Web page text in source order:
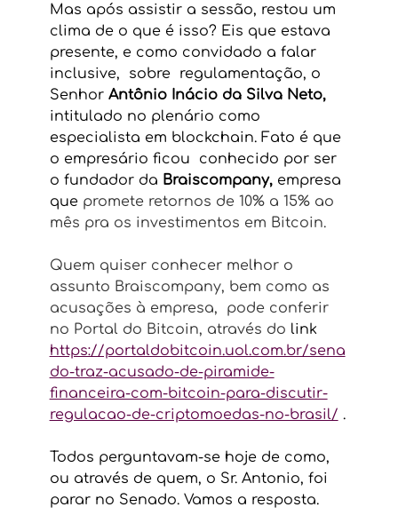
Mas após assistir a sessão, restou um
clima de o que é isso? Eis que estava
presente, e como convidado a falar
inclusive,  sobre  regulamentação, o
Senhor Antônio Inácio da Silva Neto,
intitulado no plenário como
especialista em blockchain. Fato é que
o empresário ficou  conhecido por ser
o fundador da Braiscompany, empresa
que promete retornos de 10% a 15% ao
mês pra os investimentos em Bitcoin.
Quem quiser conhecer melhor o
assunto Braiscompany, bem como as
acusações à empresa,  pode conferir
no Portal do Bitcoin, através do link
https://portaldobitcoin.uol.com.br/sena
do-traz-acusado-de-piramide-
financeira-com-bitcoin-para-discutir-
regulacao-de-criptomoedas-no-brasil/ .
Todos perguntavam-se hoje de como,
ou através de quem, o Sr. Antonio, foi
parar no Senado. Vamos a resposta.